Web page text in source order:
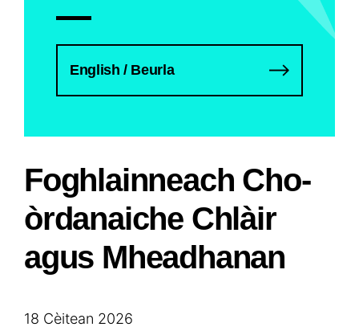
English / Beurla
Foghlainneach Cho-
òrdanaiche Chlàir
agus Mheadhanan
18 Cèitean 2026